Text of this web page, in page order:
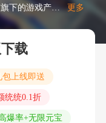
下的游戏产品
更多
载
上线即送
统统0.1折
爆率+无限元宝